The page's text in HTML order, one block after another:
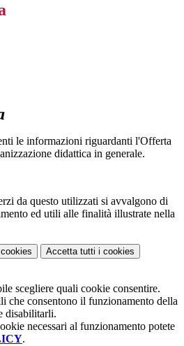
le informazioni riguardanti l'Offerta
didattica in generale.
da questo utilizzati si avvalgono di
ed utili alle finalità illustrate nella
Accetta tutti i cookies
scegliere quali cookie consentire.
che consentono il funzionamento della
disabilitarli.
necessari al funzionamento potete
.